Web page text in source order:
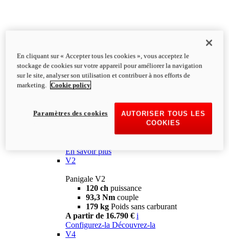
Panigale
Gamme Panigale
L'excellence italienne, avec l'ADN de la course
et l'esprit de compétition : les Panigale les motos
En savoir plus
V2
Panigale V2
120 ch puissance
93,3 Nm couple
179 kg Poids sans carburant
A partir de 16.790 € i
Configurez-la Découvrez-la
V4
En cliquant sur « Accepter tous les cookies », vous acceptez le
stockage de cookies sur votre appareil pour améliorer la navigation
sur le site, analyser son utilisation et contribuer à nos efforts de
marketing.
Cookie policy
AUTORISER TOUS LES
COOKIES
Paramètres des cookies